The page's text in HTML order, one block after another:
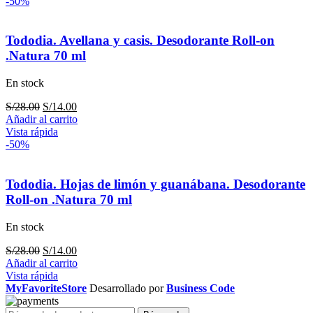
Tododia. Avellana y casis. Desodorante Roll-on
.Natura 70 ml
En stock
S/28.00 El
precio
original
S/14.00El
precio
Añadir al carrito
Vista rápida
-50%
Tododia. Hojas de limón y guanábana. Desodorante
Roll-on .Natura 70 ml
En stock
S/28.00 El
precio
original
era:
S/28.00.
S/14.00El
precio
es:
Añadir al carrito
Vista rápida
MyFavoriteStore Desarrollado porBusiness Code